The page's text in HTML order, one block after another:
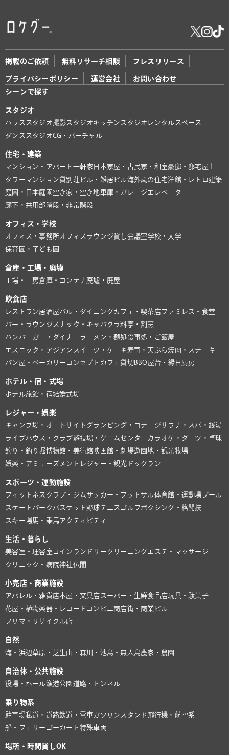
掲載のご依頼 無料リサーチ相談 プレスリリース
プライバシーポリシー 運営会社
お問い合わせ
シーンで探す
スタジオ
ハウススタジオ撮影スタジオキッチンスタジオ レンタルスペース
ダンススタジオCG・バーチャル
住宅・建築
マンション・アパート 一軒家 日本家屋・古民家・和室豪邸・邸宅屋上
タワーマンション貸別荘ビル・雑居ビル海外風の住宅洋館・レトロ建築
庭園・日本庭園 空き家・空き地 車庫・ガレージ エレベーター
廊下・共用部 階段・非常階段
オフィス・学校
オフィス・事務所オフィスラウンジ貸し会議室学校・大学
保育園・子ども園
倉庫・工場・廃墟
工場・工房倉庫・コンテナ廃墟・廃屋
飲食店
レストラン居酒屋バル・ダイニングカフェ・喫茶店ファミレス・食堂
バー・ラウンジ スナック・キャバクラ料亭・割烹
ハンバーガー・ダイナーラーメン・麺処食事処・ご飯屋
エスニック・アジアン スイーツ・ケーキ寿司・天ぷら焼肉・ステーキ
パン屋・ベーカリー コンセプトカフェ貸切BBQ 屋台・縁日 厨房
ホテル・宿・式場
ホテル旅館・宿結婚式場
レジャー・娯楽
キャンプ場・オートサイト グランピング・コテージサウナ・スパ・銭湯
ライブハウス・クラブ遊技場・ゲームセンターカラオケ・ダーツ・卓球
釣り・釣り堀博物館・美術館映画館・劇場遊園地・観光牧場
娯楽・アミューズメント レジャー・観光 ドッグラン
スポーツ・運動施設
フィットネスクラブ・ジム サッカー・フットサル体育館・運動場プール
スケートパーク バスケット 野球テニス ゴルフ ボクシング・格闘技
スキー場馬・乗馬アクティビティ
生活・暮らし
美容室・理容室 コインランドリー クリーニングエステ・マッサージ
クリニック・病院神社仏閣
小売店・商業施設
アパレル・雑貨店本屋・文具店 スーパー・生鮮食品店玩具・駄菓子
花屋・植物楽器・レコード コンビニ商店街・商業ビル
フリマ・リサイクル店
自然
海・浜辺 草原・芝生山・森川・池島・無人島農家・農園
自治体・公共施設
役場・ホール漁港公園 道路・トンネル
乗り物系
駐車場私道・道路鉄道・電車 ガソリンスタンド 飛行機・航空系
船・フェリー ゴーカート特殊車両
場所・時間貸しOK